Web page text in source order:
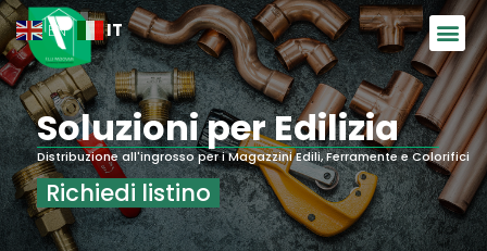
Soluzioni per Edilizia
Richiedi listino
Distribuzione all'ingrosso per i Magazzini Edili, Ferramente e Colorifici
EN IT